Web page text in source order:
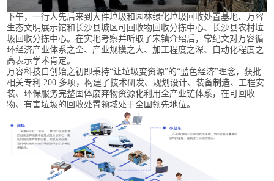
下午，一行人先后来到大件垃圾和园林绿化垃圾回收处置基地、万容
生态文明展示馆和长沙县城区可回收物回收分拣中心、长沙县农村垃
圾回收分拣中心。在实地考察并听取了宋镇介绍后，常纪文对万容循
环经济产业体系之全、产业规模之大、加工程度之深、自动化程度之
高表示学术肯定。
万容科技自创始之初即秉持“让垃圾变资源”的“蓝色经济”理念，获批
相关专利 200 多项，构建了技术研发、规划设计、装备制造、工程安
装、环保服务完整固体废弃物资源化利用全产业链体系，在可回收
物、有害垃圾的回收处置领域处于全国领先地位。